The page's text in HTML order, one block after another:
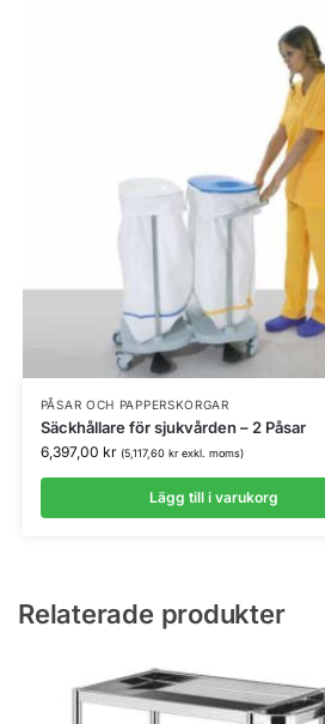
PÅSAR OCH PAPPERSKORGAR
Säckhållare för sjukvården – 2 Påsar
6,397,00 kr (5,117,60 krexkl. moms)
Lägg till i varukorg
Relaterade produkter